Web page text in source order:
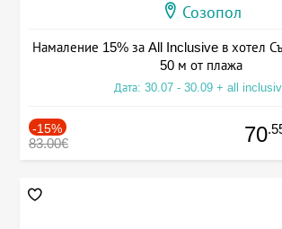
Созопол
Намаление 15% за All Inclusive в хотел
50 м от плажа
Дата: 30.07 - 30.09 + all
-15%
83.00€ 70